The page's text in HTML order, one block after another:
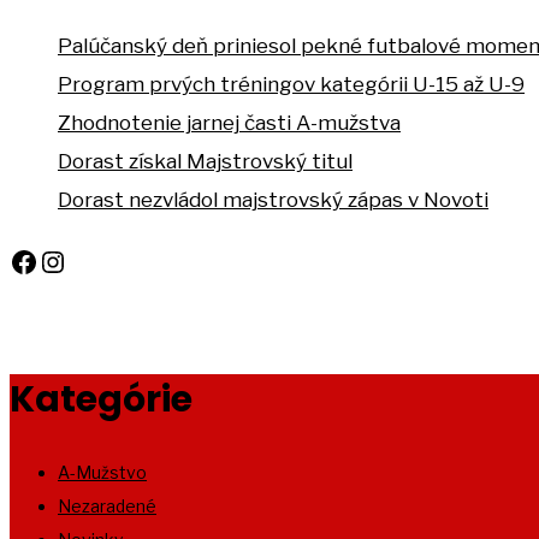
Palúčanský deň priniesol pekné futbalové
Program prvých tréningov kategórii U-15 až U-9
Zhodnotenie jarnej časti A-mužstva
Dorast získal Majstrovský titul
Dorast nezvládol majstrovský zápas v Novoti
Facebook
Instagram
Kategórie
A-Mužstvo
Nezaradené